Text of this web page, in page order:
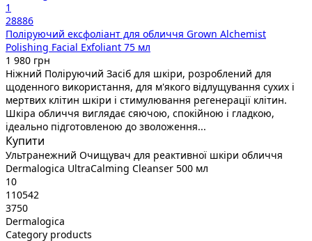
1
28886
Поліруючий ексфоліант для обличчя Grown Alchemist
Polishing Facial Exfoliant 75 мл
1 980 грн
Ніжний Поліруючий Засіб для шкіри, розроблений для
щоденного використання, для м'якого відлущування сухих і
мертвих клітин шкіри і стимулювання регенерації клітин.
Шкіра обличчя виглядає сяючою, спокійною і гладкою,
ідеально підготовленою до зволоження...
Купити
Ультранежний Очищувач для реактивної шкіри обличчя
Dermalogica UltraCalming Cleanser 500 мл
10
110542
3750
Dermalogica
Category products